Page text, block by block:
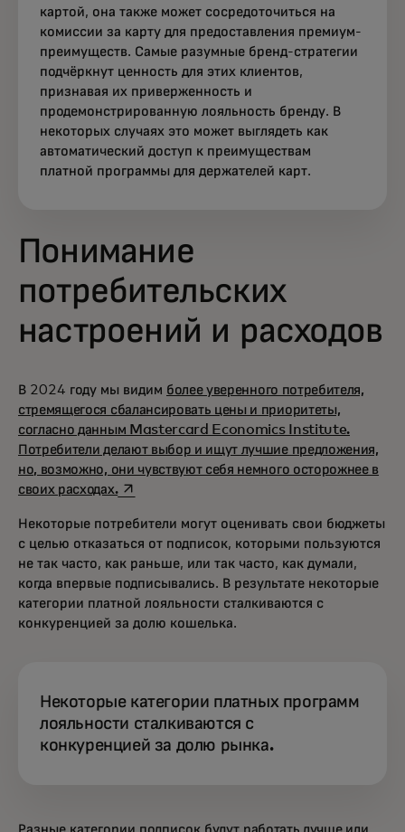
картой, она также может сосредоточиться на
комиссии за карту для предоставления премиум-
преимуществ. Самые разумные бренд-стратегии
подчёркнут ценность для этих клиентов,
признавая их приверженность и
продемонстрированную лояльность бренду. В
некоторых случаях это может выглядеть как
автоматический доступ к преимуществам
платной программы для держателей карт.
Понимание
потребительских
настроений и расходов
В 2024 году мы видим более уверенного потребителя,
стремящегося сбалансировать цены и приоритеты,
согласно данным Mastercard Economics Institute.
Потребители делают выбор и ищут лучшие предложения,
но, возможно, они чувствуют себя немного осторожнее в
своих расходах.opens in a new tab
Некоторые потребители могут оценивать свои бюджеты
с целью отказаться от подписок, которыми пользуются
не так часто, как раньше, или так часто, как думали,
когда впервые подписывались. В результате некоторые
категории платной лояльности сталкиваются с
конкуренцией за долю кошелька.
Некоторые категории платных программ
лояльности сталкиваются с
конкуренцией за долю рынка.